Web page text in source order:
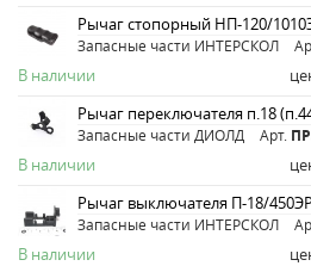
Рычаг стопорный НП-120/
Запасные части ИНТЕРСКОЛ
В наличии
Рычаг переключателя п.18
Запасные части ДИОЛД Арт.
В наличии
Рычаг выключателя П-18/450ЭР
Запасные части ИНТЕРСКОЛ
В наличии